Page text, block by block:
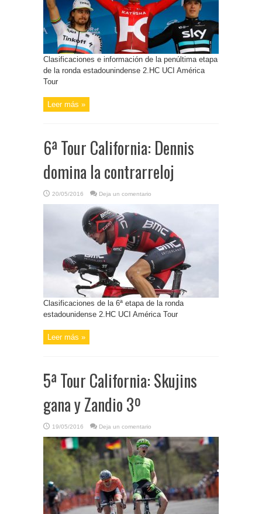
Clasificaciones e información de la penúltima etapa
de la ronda estadounindense 2.HC UCI América
Tour
Leer más »
6ª Tour California: Dennis
domina la contrarreloj
20/05/2016 Deja un comentario
Clasificaciones de la 6ª etapa de la ronda
estadounidense 2.HC UCI América Tour
Leer más »
5ª Tour California: Skujins
gana y Zandio 3º
19/05/2016 Deja un comentario